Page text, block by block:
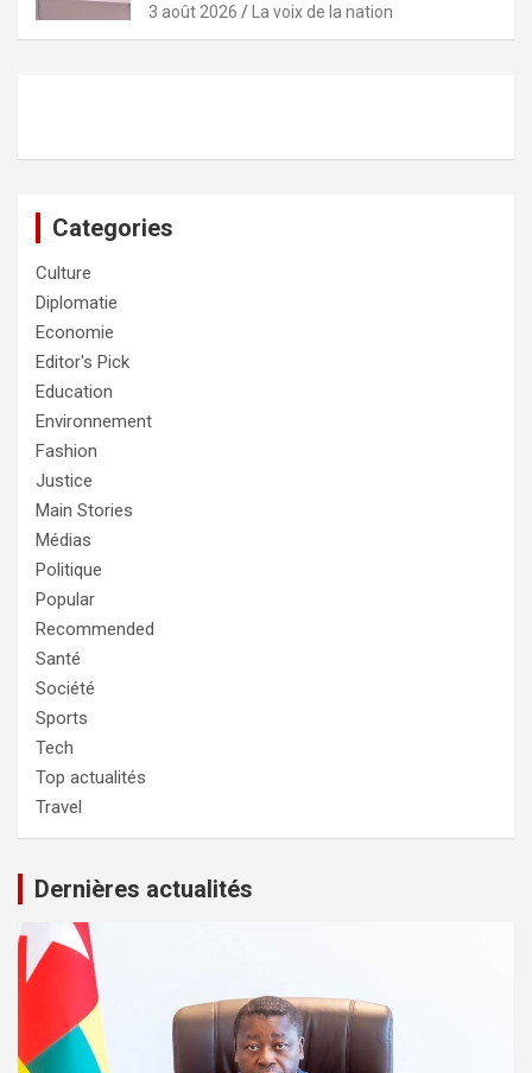
3 août 2026 La voix de la nation
Categories
Culture
Diplomatie
Economie
Editor's Pick
Education
Environnement
Fashion
Justice
Main Stories
Médias
Politique
Popular
Recommended
Santé
Société
Sports
Tech
Top actualités
Travel
Dernières actualités